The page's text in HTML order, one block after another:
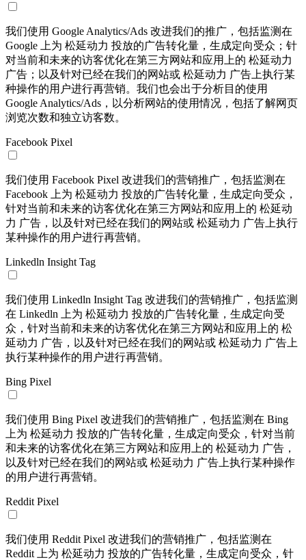
我们使用 Google Analytics/Ads 改进我们的推广，包括监测在
Google 上为 松延动力 投放的广告转化量，生成定向受众；针
对当前和未来的访客优化在第三方网站和应用上的 松延动力
广告；以及针对已经在我们的网站或 松延动力 广告上执行某
种操作的用户进行再营销。我们也会出于分析目的使用
Google Analytics/Ads，以分析网站的使用情况，包括了解网页
浏览次数和独立访客数。
Facebook Pixel
我们使用 Facebook Pixel 改进我们的营销推广，包括监测在
Facebook 上为 松延动力 投放的广告转化量，生成定向受众，
针对当前和未来的访客优化在第三方网站和应用上的 松延动
力 广告，以及针对已经在我们的网站或 松延动力 广告上执行
某种操作的用户进行再营销。
Linkedln Insight Tag
我们使用 Linkedln Insight Tag 改进我们的营销推广，包括监测
在 Linkedln 上为 松延动力 投放的广告转化量，生成定向受
众，针对当前和未来的访客优化在第三方网站和应用上的 松
延动力 广告，以及针对已经在我们的网站或 松延动力 广告上
执行某种操作的用户进行再营销。
Bing Pixel
我们使用 Bing Pixel 改进我们的营销推广，包括监测在 Bing
上为 松延动力 投放的广告转化量，生成定向受众，针对当前
和未来的访客优化在第三方网站和应用上的 松延动力 广告，
以及针对已经在我们的网站或 松延动力 广告上执行某种操作
的用户进行再营销。
Reddit Pixel
我们使用 Reddit Pixel 改进我们的营销推广，包括监测在
Reddit 上为 松延动力 投放的广告转化量，生成定向受众，针